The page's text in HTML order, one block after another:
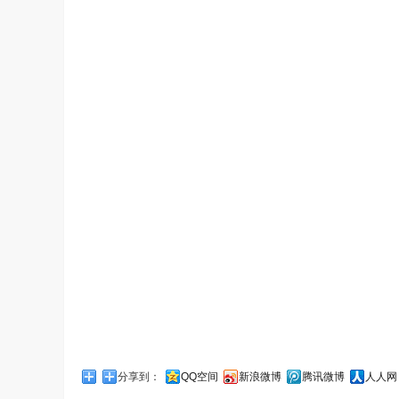
分享到： QQ空间 新浪微博 腾讯微博 人人网